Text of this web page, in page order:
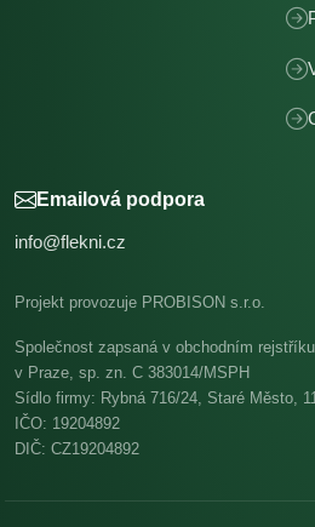
Emailová podpora
info@flekni.cz
Projekt provozuje PROBISON s.r.o.
Společnost zapsaná v obchodním
v Praze, sp. zn. C 383014/MSPH
Sídlo firmy: Rybná 716/24, Staré Město,
IČO: 19204892
DIČ: CZ19204892